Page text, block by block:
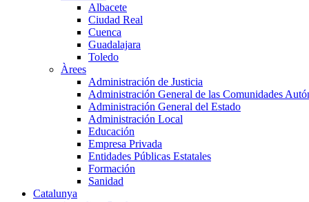
Albacete
Ciudad Real
Cuenca
Guadalajara
Toledo
Àrees
Administración de Justicia
Administración General de las Comunidades
Administración General del Estado
Administración Local
Educación
Empresa Privada
Entidades Públicas Estatales
Formación
Sanidad
Catalunya